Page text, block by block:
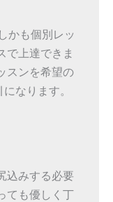
かも個別レッ
で上達できま
スンを希望の
なります。
込みする必要
ても優しく丁